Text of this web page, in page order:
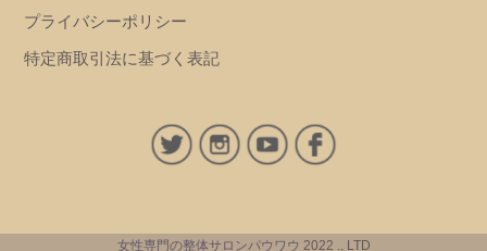
プライバシーポリシー
特定商取引法に基づく表記
女性専門の整体サロンパウワウ 2022 ., LTD